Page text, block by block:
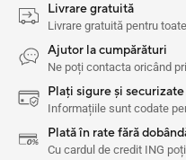
Livrare gratuită
Livrare gratuită pentru
Ajutor la cumpărături
Ne poți contacta oricând
Plați sigure și securizate
Informațiile sunt codate
Plată în rate fără
Cu cardul de credit ING